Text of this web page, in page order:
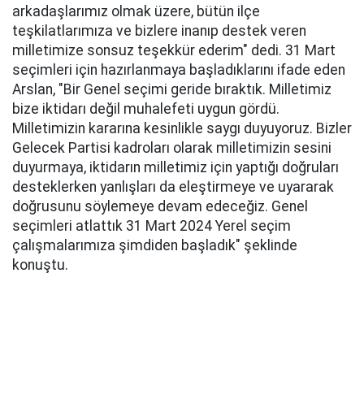
arkadaşlarımız olmak üzere, bütün ilçe
teşkilatlarımıza ve bizlere inanıp destek veren
milletimize sonsuz teşekkür ederim" dedi. 31 Mart
seçimleri için hazırlanmaya başladıklarını ifade eden
Arslan, "Bir Genel seçimi geride bıraktık. Milletimiz
bize iktidarı değil muhalefeti uygun gördü.
Milletimizin kararına kesinlikle saygı duyuyoruz. Bizler
Gelecek Partisi kadroları olarak milletimizin sesini
duyurmaya, iktidarın milletimiz için yaptığı doğruları
desteklerken yanlışları da eleştirmeye ve uyararak
doğrusunu söylemeye devam edeceğiz. Genel
seçimleri atlattık 31 Mart 2024 Yerel seçim
çalışmalarımıza şimdiden başladık" şeklinde
konuştu.